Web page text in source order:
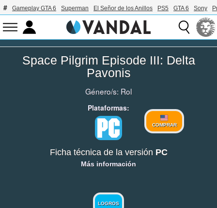
Gameplay GTA 6 Superman El Señor de los Anillos PS5 GTA 6 Sony
Space Pilgrim Episode III: Delta
Pavonis
Género/s: Rol
Plataformas:
COMPRAR
Ficha técnica de la versión PC
Más información
LOGROS